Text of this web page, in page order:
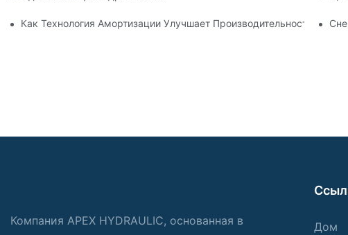
Как Технология Амортизации Улучшает Производительность
Компания APEX HYDRAULIC, основанная в
Дом